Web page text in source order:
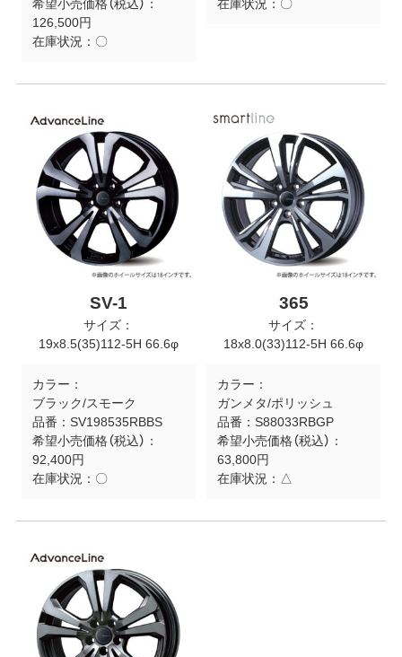
希望小売価格（税込）：
126,500円
在庫状況： 〇
在庫状況： 〇
SV-1
サイズ：
19x8.5(35)112-5H 66.6φ
カラー：
ブラック/スモーク
品番： SV198535RBBS
希望小売価格（税込）：
92,400円
在庫状況： 〇
365
サイズ：
18x8.0(33)112-5H 66.6φ
カラー：
ガンメタ/ポリッシュ
品番： S88033RBGP
希望小売価格（税込）：
63,800円
在庫状況： △